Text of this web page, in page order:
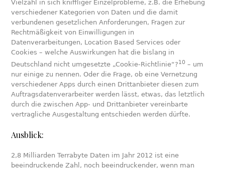
Vielzahl in sich kniffliger Einzelprobleme, z.B. die Erhebung
verschiedener Kategorien von Daten und die damit
verbundenen gesetzlichen Anforderungen, Fragen zur
Rechtmäßigkeit von Einwilligungen in
Datenverarbeitungen, Location Based Services oder
Cookies – welche Auswirkungen hat die bislang in
Deutschland nicht umgesetzte „Cookie-Richtlinie“?10 – um
nur einige zu nennen. Oder die Frage, ob eine Vernetzung
verschiedener Apps durch einen Drittanbieter diesen zum
Auftragsdatenverarbeiter werden lässt, etwas, das letztlich
durch die zwischen App- und Drittanbieter vereinbarte
vertragliche Ausgestaltung entschieden werden dürfte.
Ausblick:
2,8 Milliarden Terrabyte Daten im Jahr 2012 ist eine
beeindruckende Zahl, noch beeindruckender, wenn man